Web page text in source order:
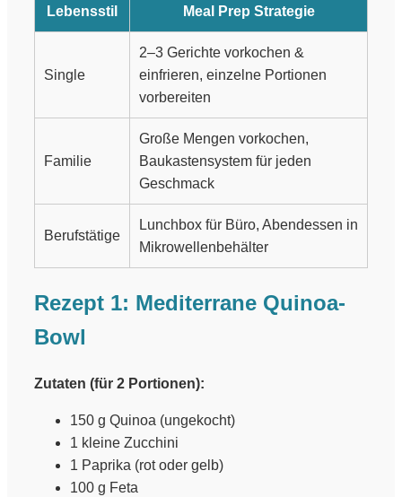
Lebensstil Meal Prep Strategie
Single
2–3 Gerichte vorkochen &
einfrieren, einzelne Portionen
vorbereiten
Familie
Große Mengen vorkochen,
Baukastensystem für jeden
Geschmack
Berufstätige
Lunchbox für Büro, Abendessen in
Mikrowellenbehälter
Rezept 1: Mediterrane Quinoa-
Bowl
Zutaten (für 2 Portionen):
150 g Quinoa (ungekocht)
1 kleine Zucchini
1 Paprika (rot oder gelb)
100 g Feta